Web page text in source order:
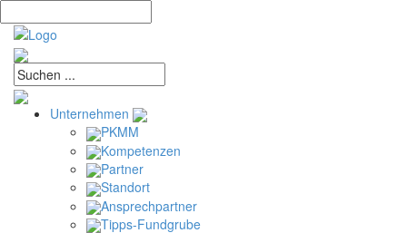
Unternehmen
PKMM
Kompetenzen
Partner
Standort
Ansprechpartner
Tipps-Fundgrube